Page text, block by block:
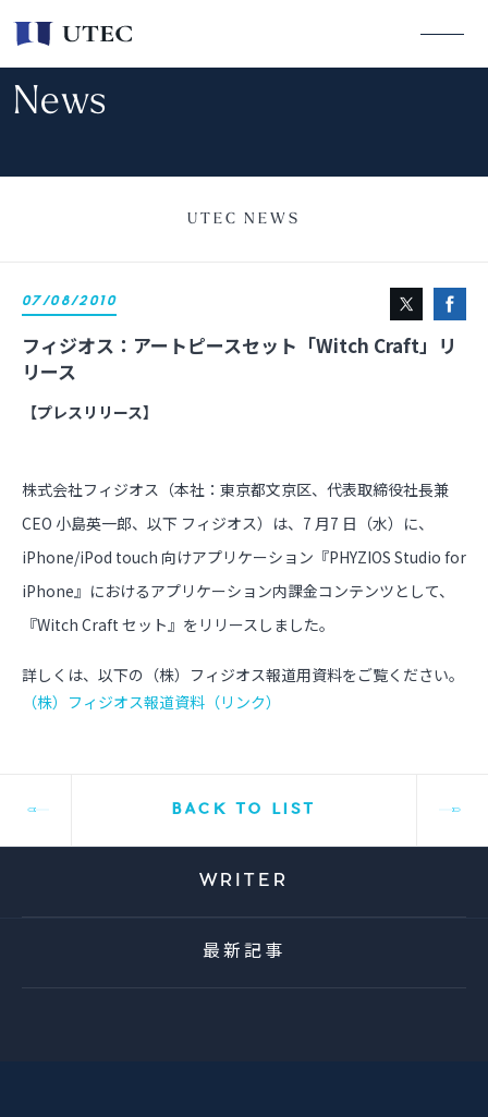
News
UTEC NEWS
07/08/2010
フィジオス：アートピースセット「Witch Craft」リ
リース
【プレスリリース】
株式会社フィジオス（本社：東京都文京区、代表取締役社長兼
CEO 小島英一郎、以下 フィジオス）は、7 月7 日（水）に、
iPhone/iPod touch 向けアプリケーション『PHYZIOS Studio for
iPhone』におけるアプリケーション内課金コンテンツとして、
『Witch Craft セット』をリリースしました。
詳しくは、以下の（株）フィジオス報道用資料をご覧ください。
（株）フィジオス報道資料（リンク）
BACK TO LIST
WRITER
最新記事